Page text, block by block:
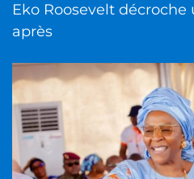
Eko Roosevelt
après